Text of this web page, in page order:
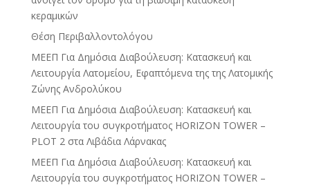
κεραμικών
Θέση Περιβαλλοντολόγου
ΜΕΕΠ Για Δημόσια Διαβούλευση: Κατασκευή και
Λειτουργία Λατομείου, Εφαπτόμενα της της Λατομικής
Ζώνης Ανδρολύκου
ΜΕΕΠ Για Δημόσια Διαβούλευση: Κατασκευή και
Λειτουργία του συγκροτήματος HORIZON TOWER –
PLOT 2 στα Λιβάδια Λάρνακας
ΜΕΕΠ Για Δημόσια Διαβούλευση: Κατασκευή και
Λειτουργία του συγκροτήματος HORIZON TOWER –